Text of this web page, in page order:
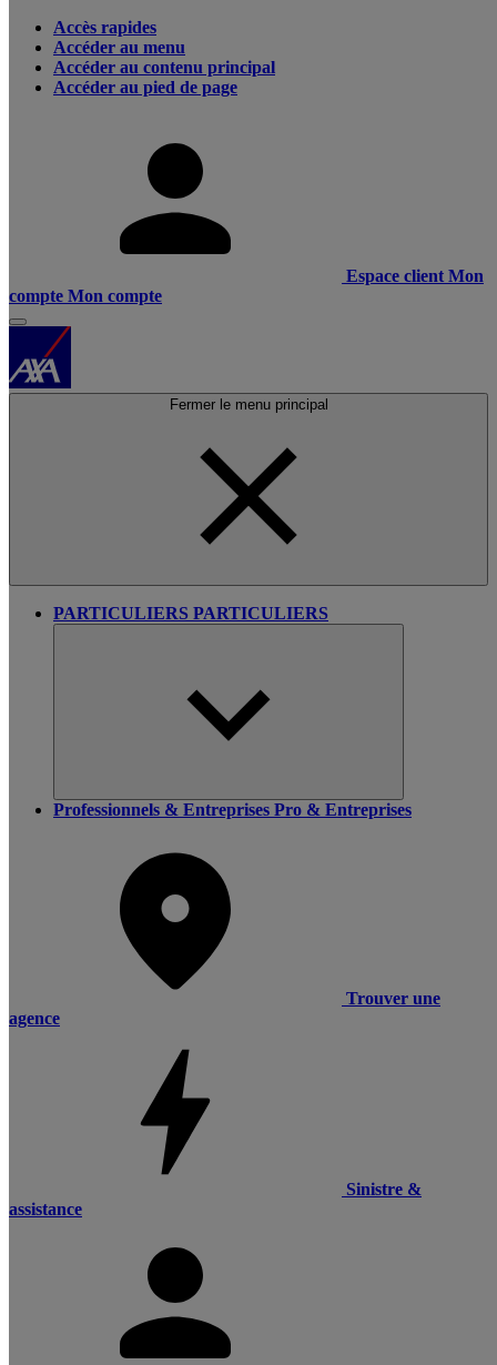
Accès rapides
Accéder au menu
Accéder au contenu principal
Accéder au pied de page
Espace client Mon
compte Mon compte
Fermer le menu principal
PARTICULIERS PARTICULIERS
Professionnels & Entreprises Pro & Entreprises
Trouver une
agence
Sinistre &
assistance